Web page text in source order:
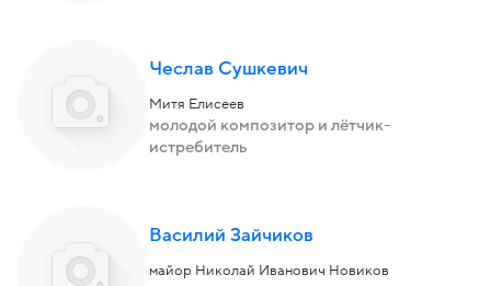
Чеслав Сушкевич
Митя Елисеев
молодой композитор и лётчик-
истребитель
Василий Зайчиков
майор Николай Иванович Новиков